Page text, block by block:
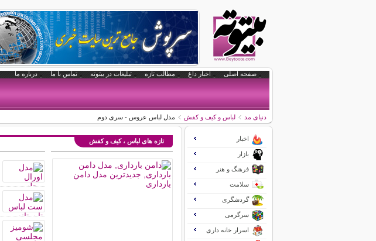
صفحه اصلی اخبار داغ مطالب تازه تبلیغات در بیتوته تماس با ما درباره ما
دنیای مد لباس و کیف و کفش مدل لباس عروس - سری دوم
تازه های لباس ، کیف و کفش اخبار
بازار
فرهنگ و هنر
سلامت
گردشگری
سرگرمی
اسرار خانه داری